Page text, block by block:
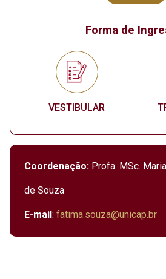
Forma de
VESTIBULAR
Coordenação: Profa. MSc.
de Souza
E-mail : fatima.souza@unicap.br